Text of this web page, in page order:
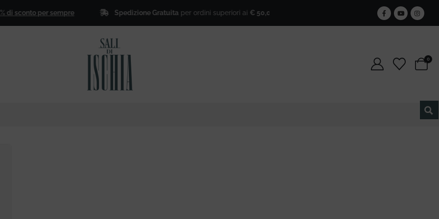
per sempre Spedizione Gratuitaper ordini superiori ai€ 50,00! Iscriviti alla newsletter e ottieni il 25% di
0